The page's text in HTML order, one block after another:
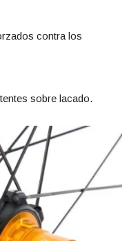
contra los
sobre lacado.